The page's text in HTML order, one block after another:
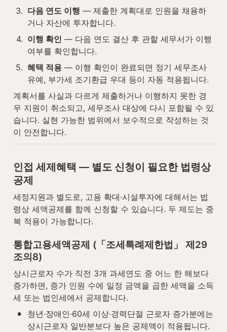
3. 다음 연도 이행 — 제출한 계획대로 인원을 채용하
거나 자산에 투자합니다.
4. 이행 확인 — 다음 연도 결산 후 관할 세무서가 이행
여부를 확인합니다.
5. 혜택 적용 — 이행 확인이 완료되면 정기 세무조사
유예, 부가세 조기환급 우대 등이 자동 적용됩니다.
계획서를 사실과 다르게 제출하거나 이행하지 못한 경
우 지원이 취소되고, 세무조사 대상에 다시 포함될 수 있
습니다. 실현 가능한 범위에서 보수적으로 작성하는 것
이 안전합니다.
인접 세제혜택 — 별도 신청이 필요한 법령상
공제
세정지원과 별도로, 고용 확대·시설투자에 대해서는 법
령상 세액공제를 함께 신청할 수 있습니다. 두 제도는 중
복 적용이 가능합니다.
통합고용세액공제 (「조세특례제한법」 제29
조의8)
상시근로자 수가 직전 3개 과세연도 중 어느 한 해보다
증가하면, 증가 인원 수에 일정 금액을 곱한 세액을 소득
세 또는 법인세에서 공제합니다.
•
청년·장애인·60세 이상·경력단절 근로자 증가분에는
상시근로자 일반분보다 높은 공제액이 적용됩니다.